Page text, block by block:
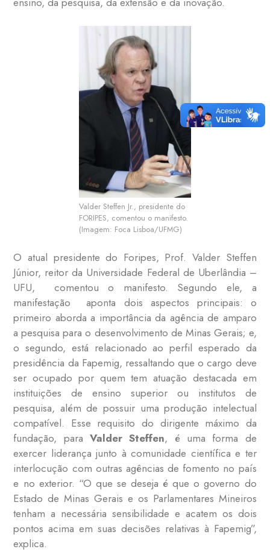
Valder Steffen Jr., presidente do
FORIPES, comentou o manifesto.
(Imagem: Foca Lisboa/UFMG)
O atual presidente do Foripes, Prof. Valder Steffen
Júnior, reitor da Universidade Federal de Uberlândia –
UFU, comentou o manifesto. Segundo ele, a
manifestação aponta dois aspectos principais: o
primeiro aborda a importância da agência de amparo
a pesquisa para o desenvolvimento de Minas Gerais; e,
o segundo, está relacionado ao perfil esperado da
presidência da Fapemig, ressaltando que o cargo deve
ser ocupado por quem tem atuação destacada em
instituições de ensino superior ou institutos de
pesquisa, além de possuir uma produção intelectual
compatível. Esse requisito do dirigente máximo da
fundação, paraValder Steffen, é uma forma de
exercer liderança junto à comunidade científica e ter
interlocução com outras agências de fomento no país
e no exterior. “O que se deseja é que o governo do
Estado de Minas Gerais e os Parlamentares Mineiros
tenham a necessária sensibilidade e acatem os dois
pontos acima em suas decisões relativas à Fapemig”,
explica.